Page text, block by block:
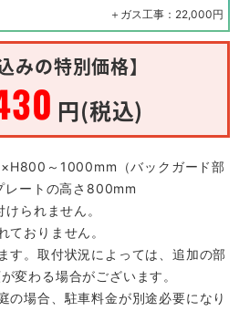
＋ガス工事：22,000円
みの特別価格】
円(税込)
～1000mm（バックガード部
ートの高さ800mm
られません。
ておりません。
す。取付状況によっては、追加の部
変わる場合がございます。
の場合、駐車料金が別途必要になり